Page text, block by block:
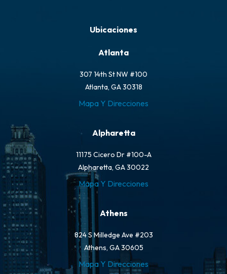
Ubicaciones
Atlanta
307 14th St NW #100
Atlanta, GA 30318
Mapa Y Direcciones
Alpharetta
11175 Cicero Dr #100-A
Alpharetta, GA 30022
Mapa Y Direcciones
Athens
824 S Milledge Ave #203
Athens, GA 30605
Mapa Y Direcciones